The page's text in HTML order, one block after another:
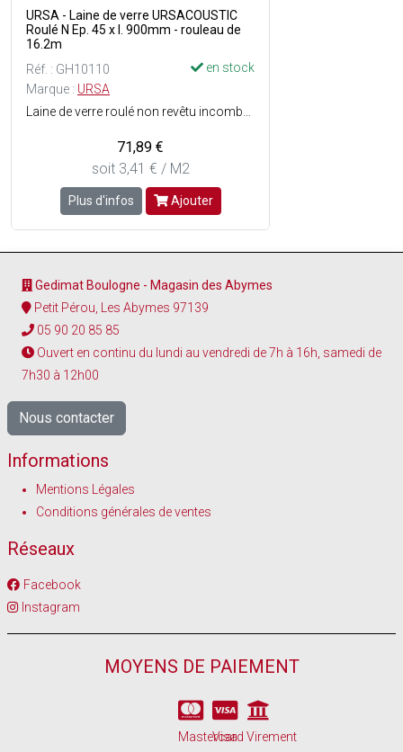
URSA - Laine de verre URSACOUSTIC
Roulé N Ep. 45 x l. 900mm - rouleau de
16.2m
Réf. : GH10110
en stock
Marque : URSA
71,89 €
soit 3,41 € / M2
Plus d'infos Ajouter
Gedimat Boulogne - Magasin des Abymes
Petit Pérou, Les Abymes 97139
05 90 20 85 85
Ouvert en continu du lundi au vendredi de 7h à 16h, samedi de
7h30 à 12h00
Nous contacter
Informations
Mentions Légales
Conditions générales de ventes
Réseaux
Facebook
Instagram
MOYENS DE PAIEMENT
Mastercard
Visa Virement